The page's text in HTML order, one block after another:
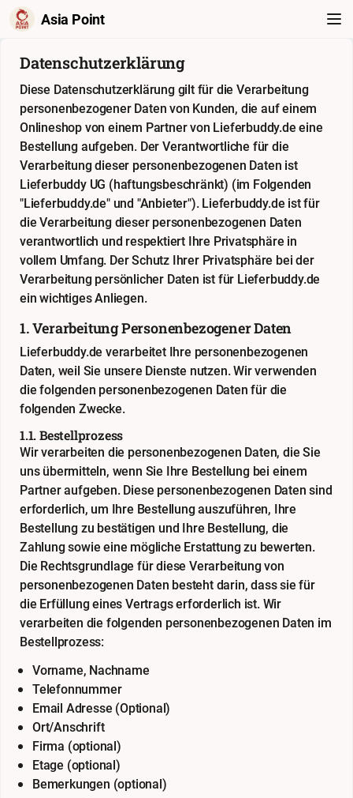
Asia Point
Datenschutzerklärung
Diese Datenschutzerklärung gilt für die Verarbeitung
personenbezogener Daten von Kunden, die auf einem
Onlineshop von einem Partner von Lieferbuddy.de eine
Bestellung aufgeben. Der Verantwortliche für die
Verarbeitung dieser personenbezogenen Daten ist
Lieferbuddy UG (haftungsbeschränkt) (im Folgenden
"Lieferbuddy.de" und "Anbieter"). Lieferbuddy.de ist für
die Verarbeitung dieser personenbezogenen Daten
verantwortlich und respektiert Ihre Privatsphäre in
vollem Umfang. Der Schutz Ihrer Privatsphäre bei der
Verarbeitung persönlicher Daten ist für Lieferbuddy.de
ein wichtiges Anliegen.
1. Verarbeitung Personenbezogener Daten
Lieferbuddy.de verarbeitet Ihre personenbezogenen
Daten, weil Sie unsere Dienste nutzen. Wir verwenden
die folgenden personenbezogenen Daten für die
folgenden Zwecke.
1.1. Bestellprozess
Wir verarbeiten die personenbezogenen Daten, die Sie
uns übermitteln, wenn Sie Ihre Bestellung bei einem
Partner aufgeben. Diese personenbezogenen Daten sind
erforderlich, um Ihre Bestellung auszuführen, Ihre
Bestellung zu bestätigen und Ihre Bestellung, die
Zahlung sowie eine mögliche Erstattung zu bewerten.
Die Rechtsgrundlage für diese Verarbeitung von
personenbezogenen Daten besteht darin, dass sie für
die Erfüllung eines Vertrags erforderlich ist. Wir
verarbeiten die folgenden personenbezogenen Daten im
Bestellprozess:
Vorname, Nachname
Telefonnummer
Email Adresse (Optional)
Ort/Anschrift
Firma (optional)
Etage (optional)
Bemerkungen (optional)